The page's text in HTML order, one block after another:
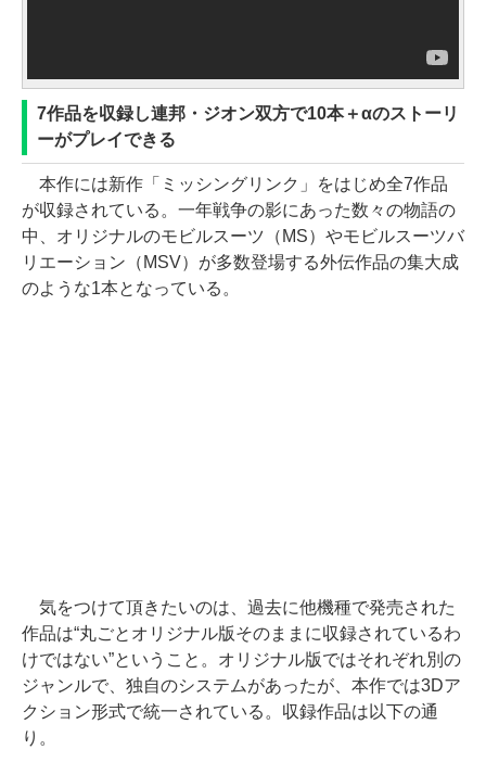
7作品を収録し連邦・ジオン双方で10本＋αのストーリ
ーがプレイできる
本作には新作「ミッシングリンク」をはじめ全7作品
が収録されている。一年戦争の影にあった数々の物語の
中、オリジナルのモビルスーツ（MS）やモビルスーツバ
リエーション（MSV）が多数登場する外伝作品の集大成
のような1本となっている。
気をつけて頂きたいのは、過去に他機種で発売された
作品は“丸ごとオリジナル版そのままに収録されているわ
けではない”ということ。オリジナル版ではそれぞれ別の
ジャンルで、独自のシステムがあったが、本作では3Dア
クション形式で統一されている。収録作品は以下の通
り。